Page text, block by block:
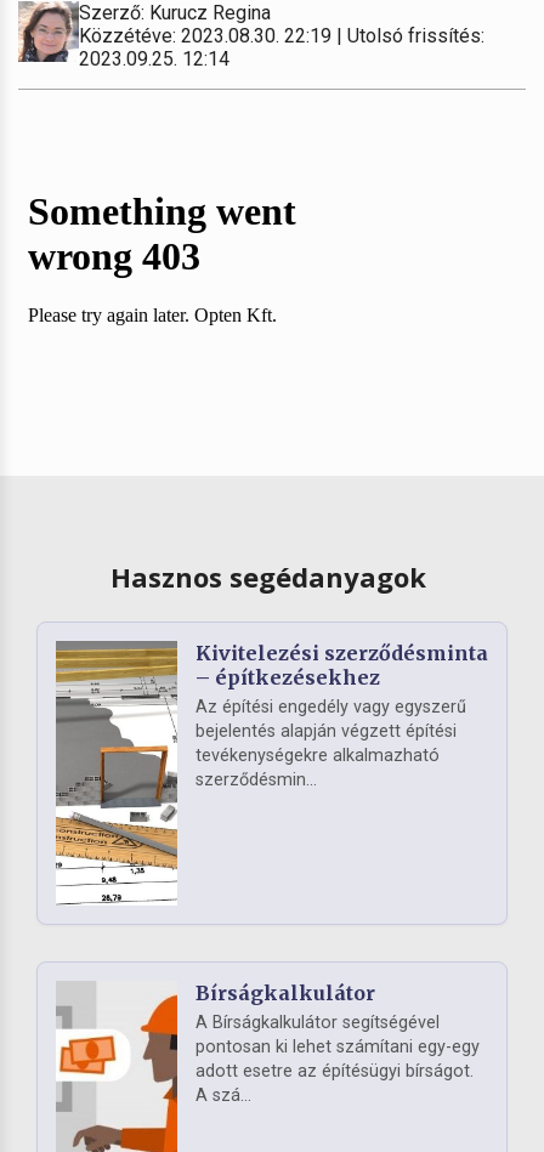
Szerző: Kurucz Regina
Közzétéve: 2023.08.30. 22:19 | Utolsó frissítés:
2023.09.25. 12:14
Hasznos segédanyagok
Kivitelezési szerződésminta
– építkezésekhez
Az építési engedély vagy egyszerű
bejelentés alapján végzett építési
tevékenységekre alkalmazható
szerződésmin...
Bírságkalkulátor
A Bírságkalkulátor segítségével
pontosan ki lehet számítani egy-egy
adott esetre az építésügyi bírságot.
A szá...